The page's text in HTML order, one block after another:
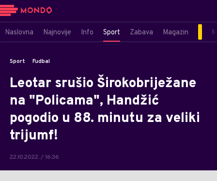
Naslovna Najnovije Info Sport Zabava Magazin
Sport Fudbal
Leotar srušio Širokobriježane
na "Policama", Handžić
pogodio u 88. minutu za veliki
trijumf!
22.10.2022. / 16:36